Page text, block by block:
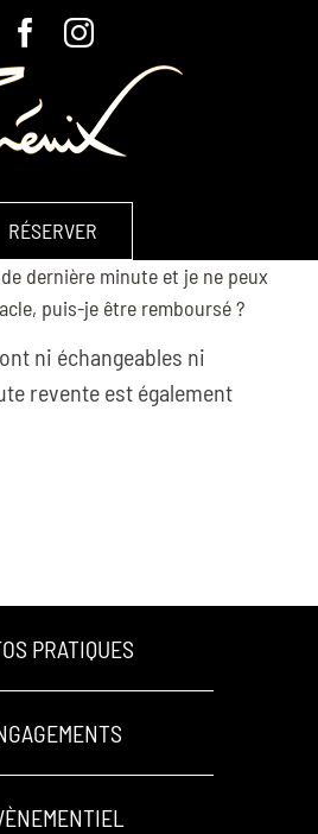
RÉSERVER
dernière minute et je ne peux
puis-je être remboursé ?
ni échangeables ni
revente est également
PRATIQUES